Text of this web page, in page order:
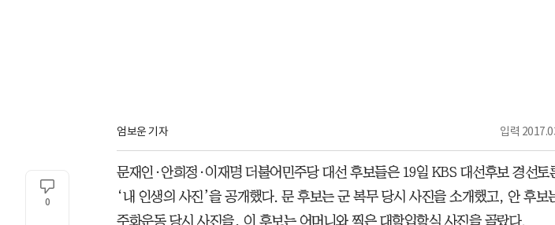
엄보운 기자 입력
0
문재인·안희정·이재명 더불어민주당 대선 후보들은 19일 KBS 대선후보 경선토
‘내 인생의 사진’을 공개했다. 문 후보는 군 복무 당시 사진을 소개했고, 안 후보
주화운동 당시 사진을, 이 후보는 어머니와 찍은 대학입학식 사진을 골랐다.